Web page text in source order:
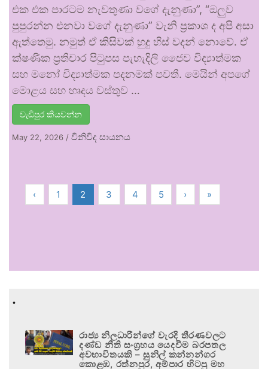
එක එක පාරටම නැවතුණා වගේ දැනුණා”, “ඔලුව
පුපුරන්න එනවා වගේ දැනුණා” වැනි ප්‍රකාශ ද අපි අසා
ඇත්තෙමු. නමුත් ඒ කිසිවක් හුදු හිස් වදන් නොවේ. ඒ
ක්ෂණික ප්‍රතිචාර පිටුපස පැහැදිලි ජෛව විද්‍යාත්මක
සහ මනෝ විද්‍යාත්මක පදනමක් පවතී. මෙයින් අපගේ
මොළය සහ හෘදය වස්තුව …
වැඩිපුර කියවන්න
May 22, 2026 / විනිවිද සායනය
‹ 1 2 3 4 5 › »
.
රාජ්‍ය නිලධාරීන්ගේ වැරදි තීරණවලට
දණ්ඩ නීති සංග්‍රහය යෙදවීම බරපතල
අවභාවිතයකි – සුනිල් කන්නන්ගර
කොළඹ, රත්නපුර, අම්පාර හිටපු මහ